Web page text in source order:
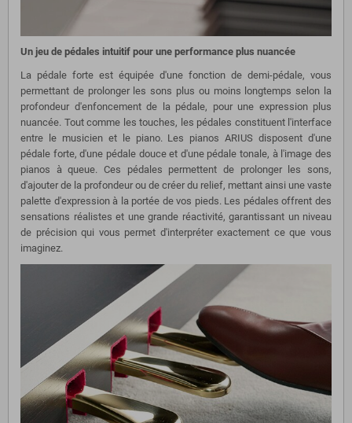
Un jeu de pédales intuitif pour une performance plus nuancée
La pédale forte est équipée d'une fonction de demi-pédale, vous
permettant de prolonger les sons plus ou moins longtemps selon la
profondeur d'enfoncement de la pédale, pour une expression plus
nuancée. Tout comme les touches, les pédales constituent l'interface
entre le musicien et le piano. Les pianos ARIUS disposent d'une
pédale forte, d'une pédale douce et d'une pédale tonale, à l'image des
pianos à queue. Ces pédales permettent de prolonger les sons,
d'ajouter de la profondeur ou de créer du relief, mettant ainsi une vaste
palette d'expression à la portée de vos pieds. Les pédales offrent des
sensations réalistes et une grande réactivité, garantissant un niveau
de précision qui vous permet d'interpréter exactement ce que vous
imaginez.